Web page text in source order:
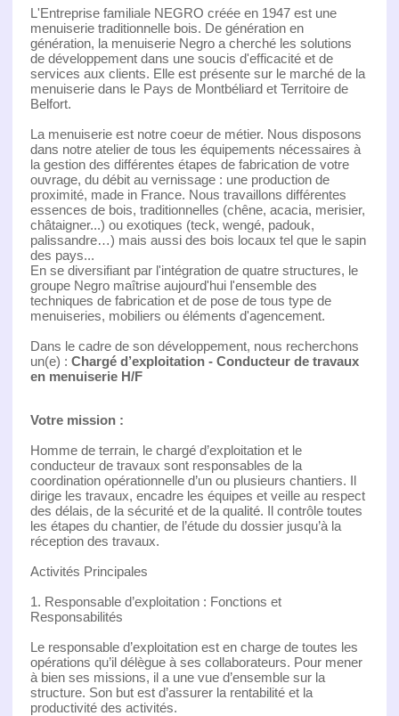
L'Entreprise familiale NEGRO créée en 1947 est une
menuiserie traditionnelle bois. De génération en
génération, la menuiserie Negro a cherché les solutions
de développement dans une soucis d'efficacité et de
services aux clients. Elle est présente sur le marché de la
menuiserie dans le Pays de Montbéliard et Territoire de
Belfort.
La menuiserie est notre coeur de métier. Nous disposons
dans notre atelier de tous les équipements nécessaires à
la gestion des différentes étapes de fabrication de votre
ouvrage, du débit au vernissage : une production de
proximité, made in France. Nous travaillons différentes
essences de bois, traditionnelles (chêne, acacia, merisier,
châtaigner...) ou exotiques (teck, wengé, padouk,
palissandre…) mais aussi des bois locaux tel que le sapin
des pays...
En se diversifiant par l'intégration de quatre structures, le
groupe Negro maîtrise aujourd'hui l'ensemble des
techniques de fabrication et de pose de tous type de
menuiseries, mobiliers ou éléments d'agencement.
Dans le cadre de son développement, nous recherchons
un(e) : Chargé d’exploitation - Conducteur de travaux
en menuiserie H/F
Votre mission :
Homme de terrain, le chargé d’exploitation et le
conducteur de travaux sont responsables de la
coordination opérationnelle d’un ou plusieurs chantiers. Il
dirige les travaux, encadre les équipes et veille au respect
des délais, de la sécurité et de la qualité. Il contrôle toutes
les étapes du chantier, de l’étude du dossier jusqu’à la
réception des travaux.
Activités Principales
1. Responsable d’exploitation : Fonctions et
Responsabilités
Le responsable d’exploitation est en charge de toutes les
opérations qu’il délègue à ses collaborateurs. Pour mener
à bien ses missions, il a une vue d’ensemble sur la
structure. Son but est d’assurer la rentabilité et la
productivité des activités.